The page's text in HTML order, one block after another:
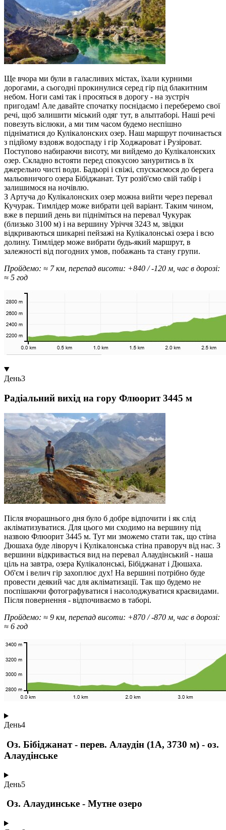
Ще вчора ми були в галасливих містах, їхали курними
дорогами, а сьогодні прокинулися серед гір під блакитним
небом. Ноги самі так і просяться в дорогу - на зустріч
пригодам! Але давайте спочатку поснідаємо і переберемо свої
речі, щоб залишити міський одяг тут, в альптаборі. Наші речі
повезуть віслюки, а ми тим часом будемо неспішно
підніматися до Кулікалонских озер. Наш маршрут починається
з підйому вздовж водоспаду і гір Ходжароват і Рузіроват.
Поступово набираючи висоту, ми вийдемо до Кулікалонских
озер. Складно встояти перед спокусою зануритись в їх
джерельно чисті води. Бадьорі і свіжі, спускаємося до берега
мальовничого озера Бібіджанат. Тут розіб'ємо свій табір і
залишимося на ночівлю.
З Артуча до Кулікалонских озер можна вийти через перевал
Кучурак. Тимлідер може вибрати цей варіант. Таким чином,
вже в перший день ви підніміться на перевал Чукурак
(близько 3100 м) і на вершину Уріччя 3243 м, звідки
відкриваються шикарні пейзажі на Кулікалонські озера і всю
долину. Тимлідер може вибрати будь-який маршрут, в
залежності від погодних умов, побажань та стану групи.
Пройдемо: ≈ 7 км, перепад висоти: +840 / -120 м, час в дорозі:
≈ 5 год
День3
Радіальний вихід на гору Флюорит 3445 м
Після вчорашнього дня було б добре відпочити і як слід
акліматизуватися. Для цього ми сходимо на вершину під
назвою Флюорит 3445 м. Тут ми зможемо стати так, що стіна
Дюшаха буде ліворуч і Кулікалонська стіна праворуч від нас. З
вершини відкривається вид на перевал Алаудінський - наша
ціль на завтра, озера Кулікалонські, Бібіджанат і Дюшаха.
Об'єм і велич гір захоплює дух! На вершині потрібно буде
провести деякий час для акліматизації. Так що будемо не
поспішаючи фотографуватися і насолоджуватися краєвидами.
Після повернення - відпочиваємо в таборі.
Пройдемо: ≈ 9 км, перепад висоти: +870 / -870 м, час в дорозі:
≈ 6 год
День4
Оз. Бібіджанат - перев. Алаудін (1А, 3730 м) - оз.
Алаудінське
День5
Оз. Алаудинське - Мутне озеро